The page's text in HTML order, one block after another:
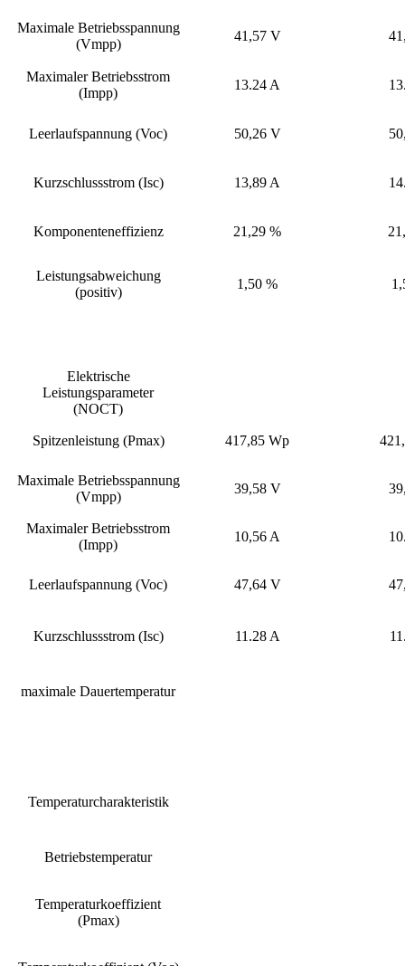
Maximale Betriebsspannung
(Vmpp)
41,57 V
Maximaler Betriebsstrom
(Impp)
13.24 A
Leerlaufspannung (Voc) 50,26 V
Kurzschlussstrom (Isc) 13,89 A
Komponenteneffizienz 21,29 %
Leistungsabweichung
(positiv)
1,50 %
Elektrische
Leistungsparameter
(NOCT)
Spitzenleistung (Pmax) 417,85 Wp
Maximale Betriebsspannung
(Vmpp)
39,58 V
Maximaler Betriebsstrom
(Impp)
10,56 A
Leerlaufspannung (Voc) 47,64 V
Kurzschlussstrom (Isc) 11.28 A
maximale Dauertemperatur
Temperaturcharakteristik
Betriebstemperatur
Temperaturkoeffizient
(Pmax)